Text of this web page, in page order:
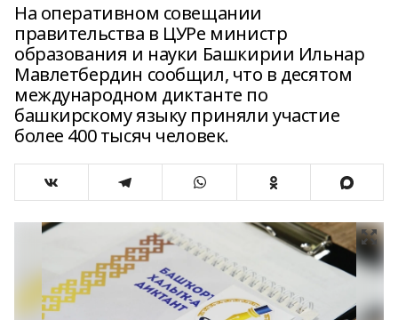
На оперативном совещании
правительства в ЦУРе министр
образования и науки Башкирии Ильнар
Мавлетбердин сообщил, что в десятом
международном диктанте по
башкирскому языку приняли участие
более 400 тысяч человек.